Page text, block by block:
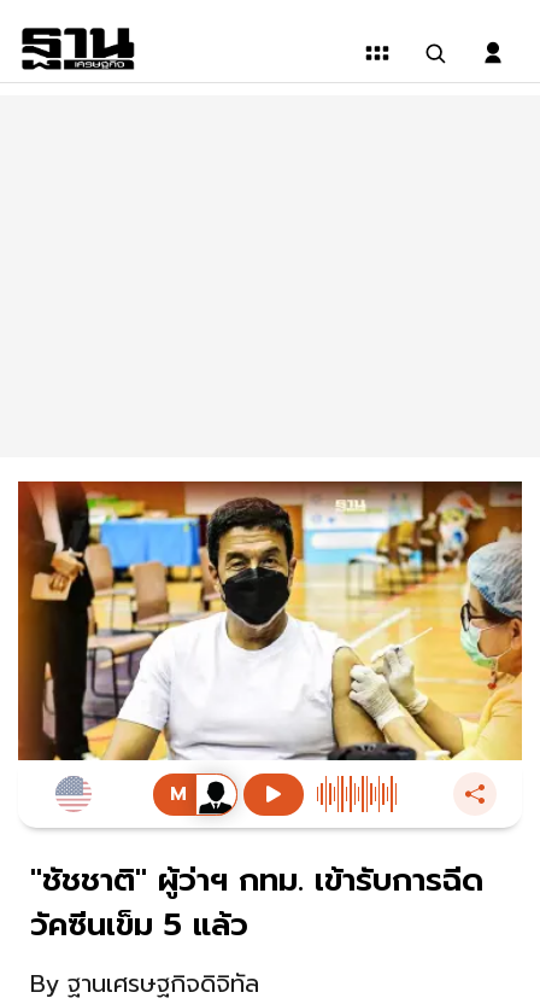
"ชัชชาติ" ผู้ว่าฯ กทม. เข้ารับการฉีด
วัคซีนเข็ม 5 แล้ว
By ฐานเศรษฐกิจดิจิทัล